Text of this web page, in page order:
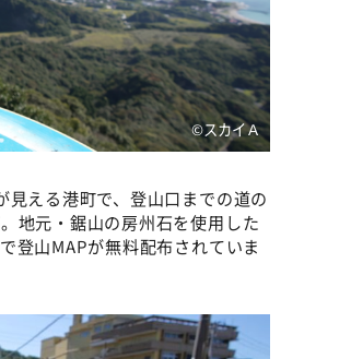
©️スカイＡ
える港町で、登山口までの道の
地元・鋸山の房州石を使用した
登山MAPが無料配布されていま